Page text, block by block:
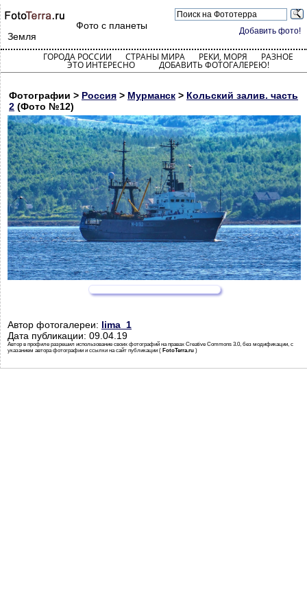
Добавить фото!
Фото с планеты
Земля
ГОРОДА РОССИИ СТРАНЫ МИРА РЕКИ, МОРЯ РАЗНОЕ
ЭТО ИНТЕРЕСНО ДОБАВИТЬ ФОТОГАЛЕРЕЮ!
Фотографии > Россия > Мурманск > Кольский залив. часть
2 (Фото №12)
Автор фотогалереи: lima_1
Дата публикации: 09.04.19
Автор в профиле разрешил использование своих фотографий на правах Creative Commons 3.0, без модификации, с
указанием автора фотографии и ссылки на сайт публикации ( FotoTerra.ru )